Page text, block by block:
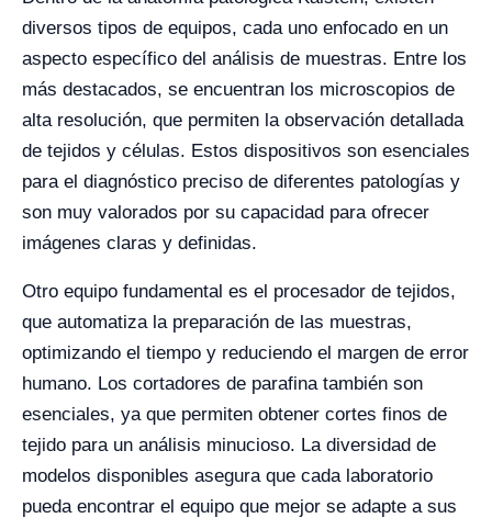
diversos tipos de equipos, cada uno enfocado en un
aspecto específico del análisis de muestras. Entre los
más destacados, se encuentran los microscopios de
alta resolución, que permiten la observación detallada
de tejidos y células. Estos dispositivos son esenciales
para el diagnóstico preciso de diferentes patologías y
son muy valorados por su capacidad para ofrecer
imágenes claras y definidas.
Otro equipo fundamental es el procesador de tejidos,
que automatiza la preparación de las muestras,
optimizando el tiempo y reduciendo el margen de error
humano. Los cortadores de parafina también son
esenciales, ya que permiten obtener cortes finos de
tejido para un análisis minucioso. La diversidad de
modelos disponibles asegura que cada laboratorio
pueda encontrar el equipo que mejor se adapte a sus